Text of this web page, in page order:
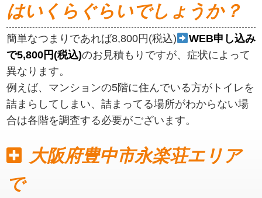
はいくらぐらいでしょうか？
簡単なつまりであれば8,800円(税込)
WEB申し込み
で5,800円(税込)のお見積もりですが、症状によって
異なります。
例えば、マンションの5階に住んでいる方がトイレを
詰まらしてしまい、詰まってる場所がわからない場
合は各階を調査する必要がございます。
大阪府豊中市永楽荘エリア
で